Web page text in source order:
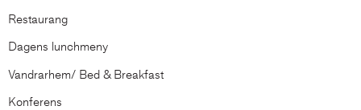
Restaurang
Dagens lunchmeny
Vandrarhem/ Bed & Breakfast
Konferens